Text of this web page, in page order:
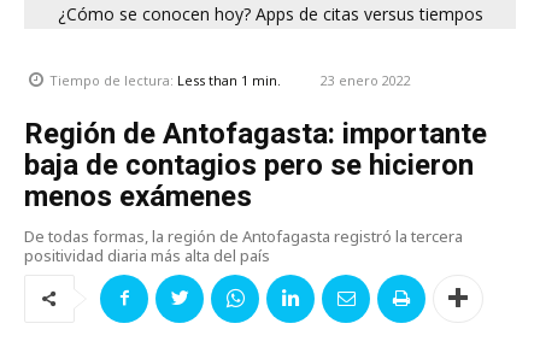
¿Cómo se conocen hoy? Apps de citas versus tiempos
Tiempo de lectura: Less than 1 min. 23 enero 2022
Región de Antofagasta: importante
baja de contagios pero se hicieron
menos exámenes
De todas formas, la región de Antofagasta registró la tercera
positividad diaria más alta del país